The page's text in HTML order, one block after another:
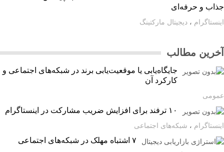
و حرفه‌ای
،دیجیتال مارکتینگ
مطالب
جایگاه‌یابی یا موقعیت‌یابی برند در شبکه‌های اجتماعی و
کارکرد آن
۱۰ ترفند برای افزایش ضریب مشارکت در اینستاگرام
،شبکه‌های اجتماعی